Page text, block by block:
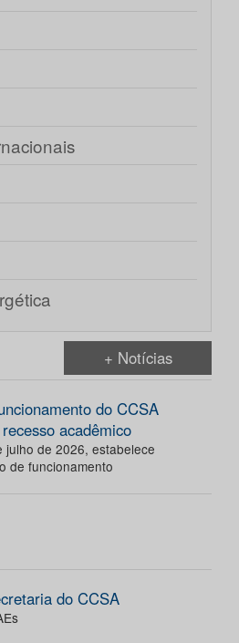
+ Notícias
do CCSA
acadêmico
julho de 2026, estabelece
de funcionamento
do CCSA